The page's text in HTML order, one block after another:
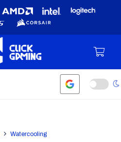
Watercooling